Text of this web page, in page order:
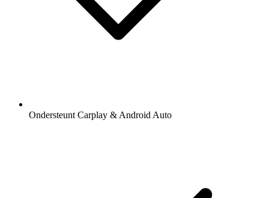
Ondersteunt Carplay & Android Auto